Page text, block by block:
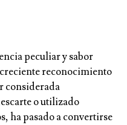
peculiar y sabor
reconocimiento
considerada
o utilizado
ha pasado a convertirse